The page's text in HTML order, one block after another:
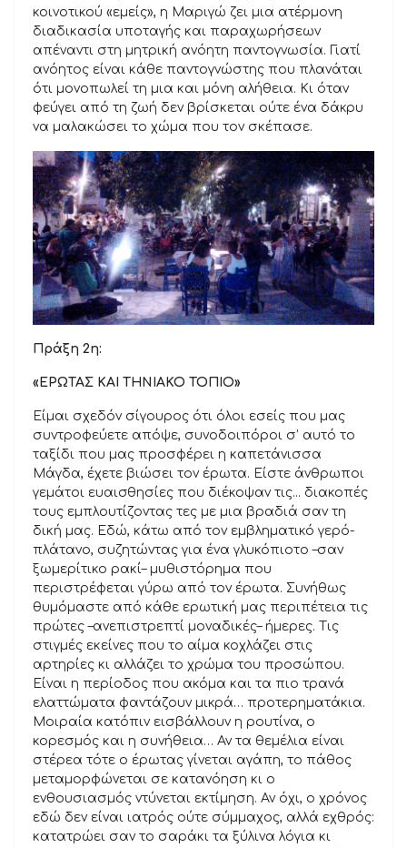
κοινοτικού «εμείς», η Μαριγώ ζει μια ατέρμονη
διαδικασία υποταγής και παραχωρήσεων
απέναντι στη μητρική ανόητη παντογνωσία. Γιατί
ανόητος είναι κάθε παντογνώστης που πλανάται
ότι μονοπωλεί τη μια και μόνη αλήθεια. Κι όταν
φεύγει από τη ζωή δεν βρίσκεται ούτε ένα δάκρυ
να μαλακώσει το χώμα που τον σκέπασε.
Πράξη 2η:
«ΕΡΩΤΑΣ ΚΑΙ ΤΗΝΙΑΚΟ ΤΟΠΙΟ»
Είμαι σχεδόν σίγουρος ότι όλοι εσείς που μας
συντροφεύετε απόψε, συνοδοιπόροι σ’ αυτό το
ταξίδι που μας προσφέρει η καπετάνισσα
Μάγδα, έχετε βιώσει τον έρωτα. Είστε άνθρωποι
γεμάτοι ευαισθησίες που διέκοψαν τις... διακοπές
τους εμπλουτίζοντας τες με μια βραδιά σαν τη
δική μας. Εδώ, κάτω από τον εμβληματικό γερό-
πλάτανο, συζητώντας για ένα γλυκόπιοτο –σαν
ξωμερίτικο ρακί– μυθιστόρημα που
περιστρέφεται γύρω από τον έρωτα. Συνήθως
θυμόμαστε από κάθε ερωτική μας περιπέτεια τις
πρώτες –ανεπιστρεπτί μοναδικές– ήμερες. Τις
στιγμές εκείνες που το αίμα κοχλάζει στις
αρτηρίες κι αλλάζει το χρώμα του προσώπου.
Είναι η περίοδος που ακόμα και τα πιο τρανά
ελαττώματα φαντάζουν μικρά… προτερηματάκια.
Μοιραία κατόπιν εισβάλλουν η ρουτίνα, ο
κορεσμός και η συνήθεια… Αν τα θεμέλια είναι
στέρεα τότε ο έρωτας γίνεται αγάπη, το πάθος
μεταμορφώνεται σε κατανόηση κι ο
ενθουσιασμός ντύνεται εκτίμηση. Αν όχι, ο χρόνος
εδώ δεν είναι ιατρός ούτε σύμμαχος, αλλά εχθρός:
κατατρώει σαν το σαράκι τα ξύλινα λόγια κι